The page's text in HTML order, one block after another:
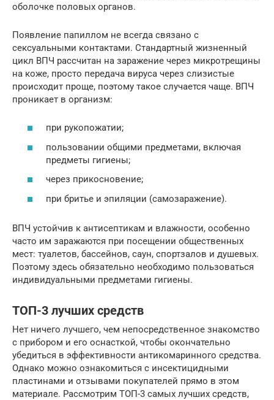
оболочке половых органов.
Появление папиллом не всегда связано с
сексуальными контактами. Стандартный жизненный
цикл ВПЧ рассчитан на заражение через микротрещины
на коже, просто передача вируса через слизистые
происходит проще, поэтому такое случается чаще. ВПЧ
проникает в организм:
при рукопожатии;
пользовании общими предметами, включая
предметы гигиены;
через прикосновение;
при бритье и эпиляции (самозаражение).
ВПЧ устойчив к антисептикам и влажности, особенно
часто им заражаются при посещении общественных
мест: туалетов, бассейнов, саун, спортзалов и душевых.
Поэтому здесь обязательно необходимо пользоваться
индивидуальными предметами гигиены.
ТОП-3 лучших средств
Нет ничего лучшего, чем непосредственное знакомство
с прибором и его оснасткой, чтобы окончательно
убедиться в эффективности антикомаринного средства.
Однако можно ознакомиться с инсектицидными
пластинами и отзывами покупателей прямо в этом
материале. Рассмотрим ТОП-3 самых лучших средств,